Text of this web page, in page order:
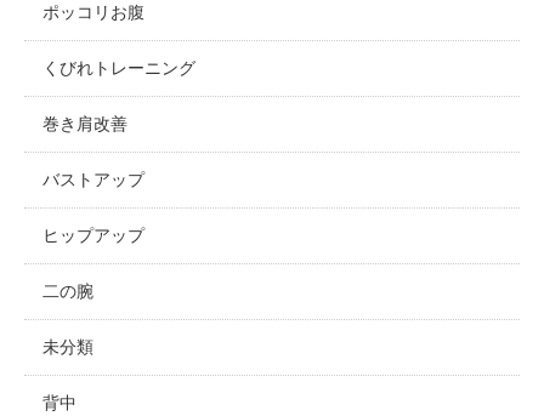
ポッコリお腹
くびれトレーニング
巻き肩改善
バストアップ
ヒップアップ
二の腕
未分類
背中